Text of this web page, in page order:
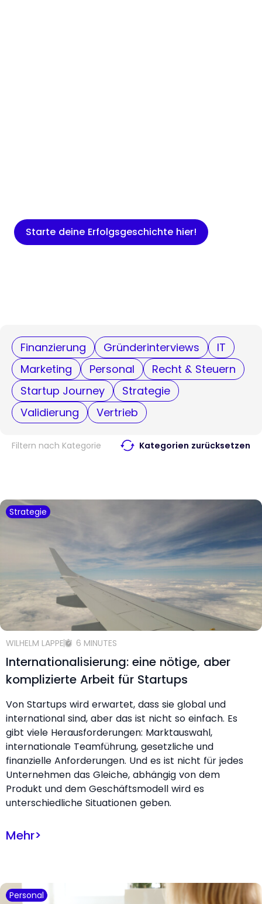
Starte deine Erfolgsgeschichte hier!
Finanzierung Gründerinterviews
IT
Marketing
Personal
Recht & Steuern
Startup Journey
Strategie
Validierung
Vertrieb
Filtern nach Kategorie Kategorien zurücksetzen
Strategie
WILHELM LAPPE 6 MINUTES
Internationalisierung: eine nötige, aber
komplizierte Arbeit für Startups
Von Startups wird erwartet, dass sie global und
international sind, aber das ist nicht so einfach. Es
gibt viele Herausforderungen: Marktauswahl,
internationale Teamführung, gesetzliche und
finanzielle Anforderungen. Und es ist nicht für jedes
Unternehmen das Gleiche, abhängig von dem
Produkt und dem Geschäftsmodell wird es
unterschiedliche Situationen geben.
Mehr>
Personal